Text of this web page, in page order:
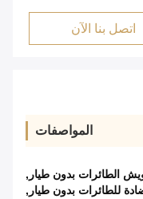
اتصل بنا الآن
المواصفات
الطائرات بدون طيار ,
للطائرات بدون طيار ,